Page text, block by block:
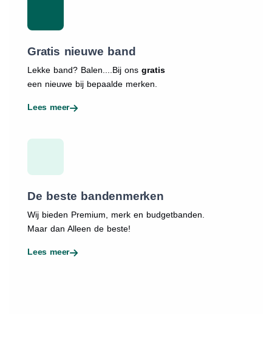
Gratis nieuwe band
Lekke band? Balen....Bij ons gratis
een nieuwe bij bepaalde merken.
Lees meer
De beste bandenmerken
Wij bieden Premium, merk en budgetbanden.
Maar dan Alleen de beste!
Lees meer